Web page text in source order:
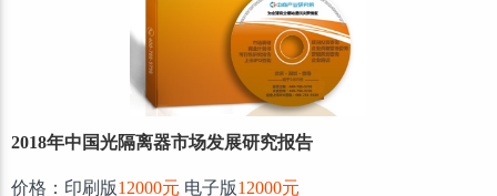
2018年中国光隔离器市场发展研究报告
价格：印刷版12000元 电子版12000元